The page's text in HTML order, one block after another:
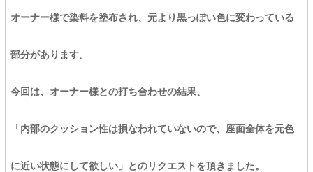
オーナー様で染料を塗布され、元より黒っぽい色に変わっている
部分があります。
今回は、オーナー様との打ち合わせの結果、
「内部のクッション性は損なわれていないので、座面全体を元色
に近い状態にして欲しい」とのリクエストを頂きました。